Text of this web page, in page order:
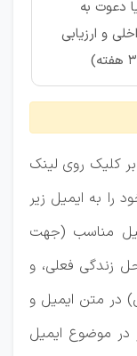
دعوت به
و ارزیابی
کلیک روی لینک
را به ایمیل زیر
مناسب (جهت
زندگی فعلی، و
در متن ایمیل و
در موضوع ایمیل